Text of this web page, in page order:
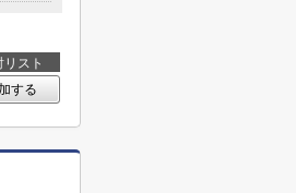
リスト
する